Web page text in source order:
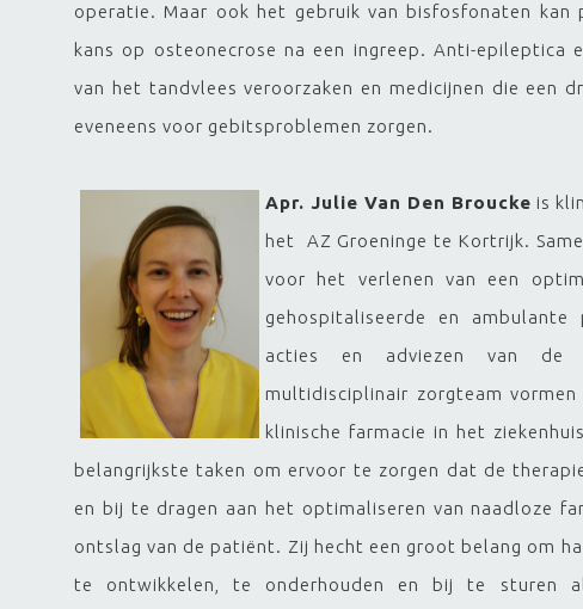
operatie. Maar ook het gebruik van bisfosfonaten
kans op osteonecrose na een ingreep. Anti-epileptica
van het tandvlees veroorzaken en medicijnen die een
eveneens voor gebitsproblemen zorgen.
Apr. Julie Van Den Broucke is
het AZ Groeninge te Kortrijk.
voor het verlenen van een
gehospitaliseerde en ambulante
acties en adviezen van de
multidisciplinair zorgteam
klinische farmacie in het
belangrijkste taken om ervoor te zorgen dat de
en bij te dragen aan het optimaliseren van naadloze
ontslag van de patiënt. Zij hecht een groot belang om
te ontwikkelen, te onderhouden en bij te sturen